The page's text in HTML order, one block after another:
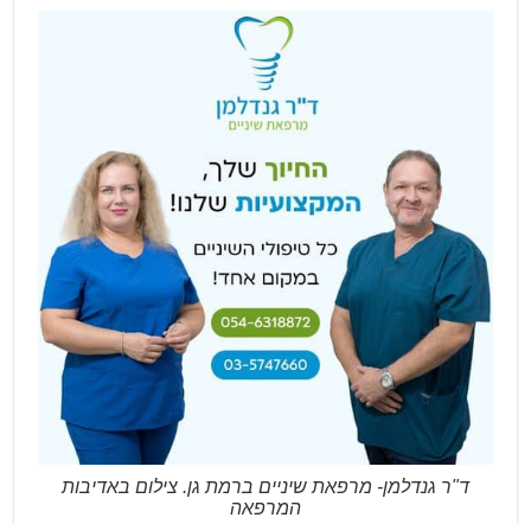
ד"ר גנדלמן- מרפאת שיניים ברמת גן. צילום באדיבות
המרפאה